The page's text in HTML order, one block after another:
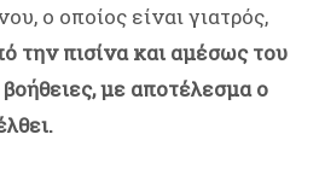
ο οποίος είναι γιατρός,
την πισίνα και αμέσως του
με αποτέλεσμα ο